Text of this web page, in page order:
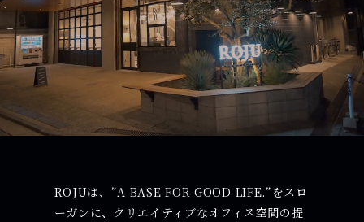
ROJUは、”A BASE FOR GOOD LIFE.”をスロ
ーガンに、クリエイティブなオフィス空間の提